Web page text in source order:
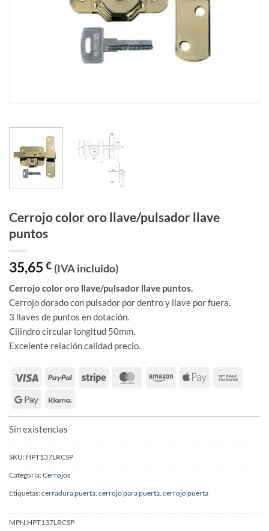
Cerrojo color oro llave/pulsador llave
puntos
35,65 € (IVA incluido)
Cerrojo color oro llave/pulsador llave puntos.
Cerrojo dorado con pulsador por dentro y llave por fuera.
3 llaves de puntos en dotación.
Cilindro circular longitud 50mm.
Excelente relación calidad precio.
Sin existencias
SKU: HPT137LRCSP
Categoría:Cerrojos
Etiquetas:cerradura puerta, cerrojo para puerta, cerrojo puerta
MPN:HPT137LRCSP